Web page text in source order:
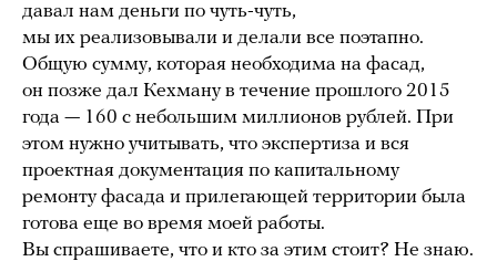
давал нам деньги по чуть-чуть,
мы их реализовывали и делали все поэтапно.
Общую сумму, которая необходима на фасад,
он позже дал Кехману в течение прошлого 2015
года — 160 с небольшим миллионов рублей. При
этом нужно учитывать, что экспертиза и вся
проектная документация по капитальному
ремонту фасада и прилегающей территории была
готова еще во время моей работы.
Вы спрашиваете, что и кто за этим стоит? Не знаю.